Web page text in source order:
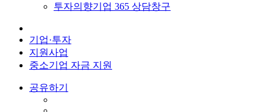
투자의향기업 365 상담창구
기업·투자
지원사업
중소기업 자금 지원
공유하기